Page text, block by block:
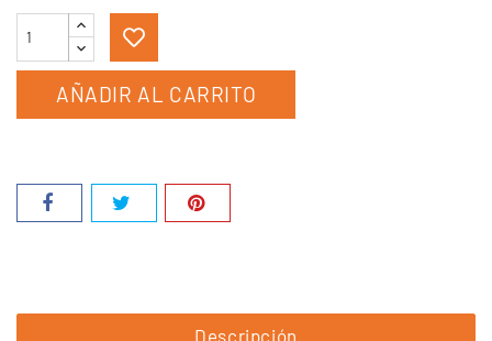
AÑADIR AL CARRITO
Descripción